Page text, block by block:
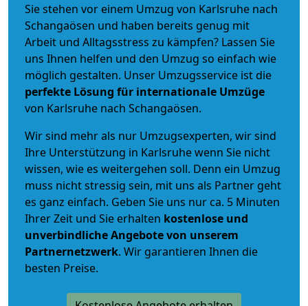
Sie stehen vor einem Umzug von Karlsruhe nach
Schangaösen und haben bereits genug mit
Arbeit und Alltagsstress zu kämpfen? Lassen Sie
uns Ihnen helfen und den Umzug so einfach wie
möglich gestalten. Unser Umzugsservice ist die
perfekte Lösung für internationale Umzüge
von Karlsruhe nach Schangaösen.
Wir sind mehr als nur Umzugsexperten, wir sind
Ihre Unterstützung in Karlsruhe wenn Sie nicht
wissen, wie es weitergehen soll. Denn ein Umzug
muss nicht stressig sein, mit uns als Partner geht
es ganz einfach. Geben Sie uns nur ca. 5 Minuten
Ihrer Zeit und Sie erhalten kostenlose und
unverbindlicheAngebote von unserem
Partnernetzwerk. Wir garantieren Ihnen die
besten Preise.